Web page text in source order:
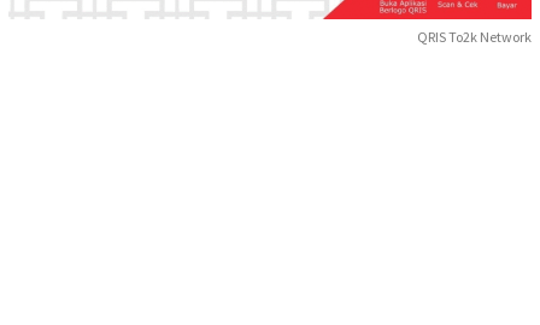
QRIS To2k Network